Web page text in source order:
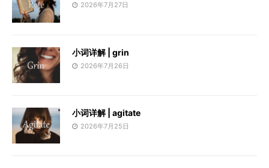
2026年7月27日
小词详解 | grin
2026年7月26日
小词详解 | agitate
2026年7月25日